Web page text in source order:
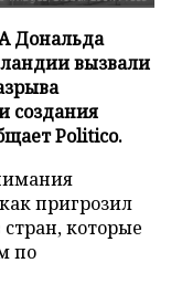
Дональда
вызвали
создания
Politico.
пригрозил
которые
по